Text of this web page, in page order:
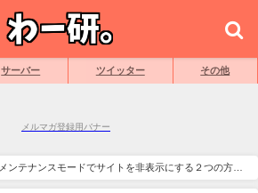
サーバー ツイッター その他
メンテナンスモードでサイトを非表示にする２つの方法